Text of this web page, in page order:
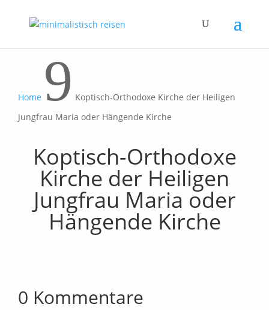
Home 9 Koptisch-Orthodoxe Kirche der Heiligen
Jungfrau Maria oder Hängende Kirche
Koptisch-Orthodoxe
Kirche der Heiligen
Jungfrau Maria oder
Hängende Kirche
0 Kommentare